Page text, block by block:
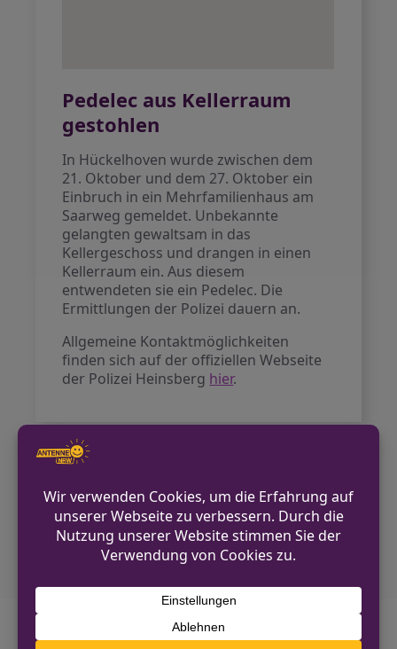
Pedelec aus Kellerraum
gestohlen
In Hückelhoven wurde zwischen dem
21. Oktober und dem 27. Oktober ein
Einbruch in ein Mehrfamilienhaus am
Saarweg gemeldet. Unbekannte
gelangten gewaltsam in das
Kellergeschoss und drangen in einen
Kellerraum ein. Aus diesem
entwendeten sie ein Pedelec. Die
Ermittlungen der Polizei dauern an.
Allgemeine Kontaktmöglichkeiten
finden sich auf der offiziellen Webseite
der Polizei Heinsberg hier.
VORHERIGER BEITRAG
Einbrecher in Wegberg aktiv – Zeugen
NÄCHSTER BEITRAG
Wer vermisst eine blaue Minitrompete?